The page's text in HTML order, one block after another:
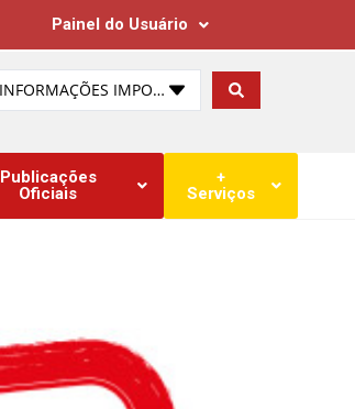
Painel do Usuário
INFORMAÇÕES IMPORTANTES
Publicações
Oficiais
+
Serviços